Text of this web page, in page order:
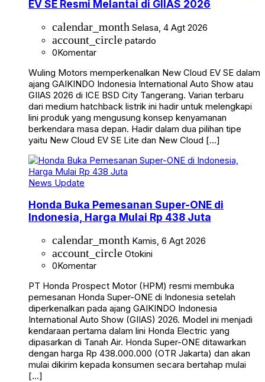
EV SE Resmi Melantai di GIIAS 2026
calendar_month Selasa, 4 Agt 2026
account_circle patardo
0Komentar
Wuling Motors memperkenalkan New Cloud EV SE dalam
ajang GAIKINDO Indonesia International Auto Show atau
GIIAS 2026 di ICE BSD City Tangerang. Varian terbaru
dari medium hatchback listrik ini hadir untuk melengkapi
lini produk yang mengusung konsep kenyamanan
berkendara masa depan. Hadir dalam dua pilihan tipe
yaitu New Cloud EV SE Lite dan New Cloud […]
News Update
Honda Buka Pemesanan Super-ONE di
Indonesia, Harga Mulai Rp 438 Juta
calendar_month Kamis, 6 Agt 2026
account_circle Otokini
0Komentar
PT Honda Prospect Motor (HPM) resmi membuka
pemesanan Honda Super-ONE di Indonesia setelah
diperkenalkan pada ajang GAIKINDO Indonesia
International Auto Show (GIIAS) 2026. Model ini menjadi
kendaraan pertama dalam lini Honda Electric yang
dipasarkan di Tanah Air. Honda Super-ONE ditawarkan
dengan harga Rp 438.000.000 (OTR Jakarta) dan akan
mulai dikirim kepada konsumen secara bertahap mulai
[…]